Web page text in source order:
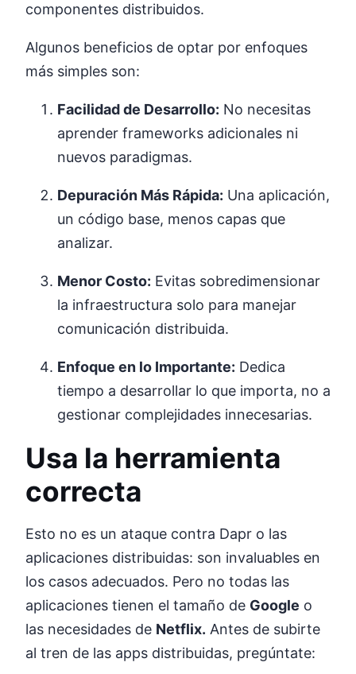
componentes distribuidos.
Algunos beneficios de optar por enfoques
más simples son:
Facilidad de Desarrollo: No necesitas
aprender frameworks adicionales ni
nuevos paradigmas.
Depuración Más Rápida: Una aplicación,
un código base, menos capas que
analizar.
Menor Costo: Evitas sobredimensionar
la infraestructura solo para manejar
comunicación distribuida.
Enfoque en lo Importante: Dedica
tiempo a desarrollar lo que importa, no a
gestionar complejidades innecesarias.
Usa la herramienta
correcta
Esto no es un ataque contra Dapr o las
aplicaciones distribuidas: son invaluables en
los casos adecuados. Pero no todas las
aplicaciones tienen el tamaño de Google o
las necesidades de Netflix. Antes de subirte
al tren de las apps distribuidas, pregúntate: